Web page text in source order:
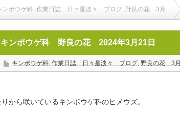
ンポウゲ科, 作業日誌 日々是淡々 ブログ, 野良の花 3月
ンポウゲ科 野良の花 2024年3月21日
キンポウゲ科, 作業日誌 日々是淡々 ブログ, 野良の花 3月
から咲いているキンポウゲ科のヒメウズ。